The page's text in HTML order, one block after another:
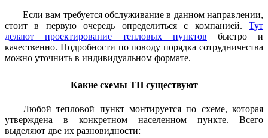
Если вам требуется обслуживание в данном направлении,
стоит в первую очередь определиться с компанией. Тут
делают проектирование тепловых пунктов быстро и
качественно. Подробности по поводу порядка сотрудничества
можно уточнить в индивидуальном формате.
Какие схемы ТП существуют
Любой тепловой пункт монтируется по схеме, которая
утверждена в конкретном населенном пункте. Всего
выделяют две их разновидности: